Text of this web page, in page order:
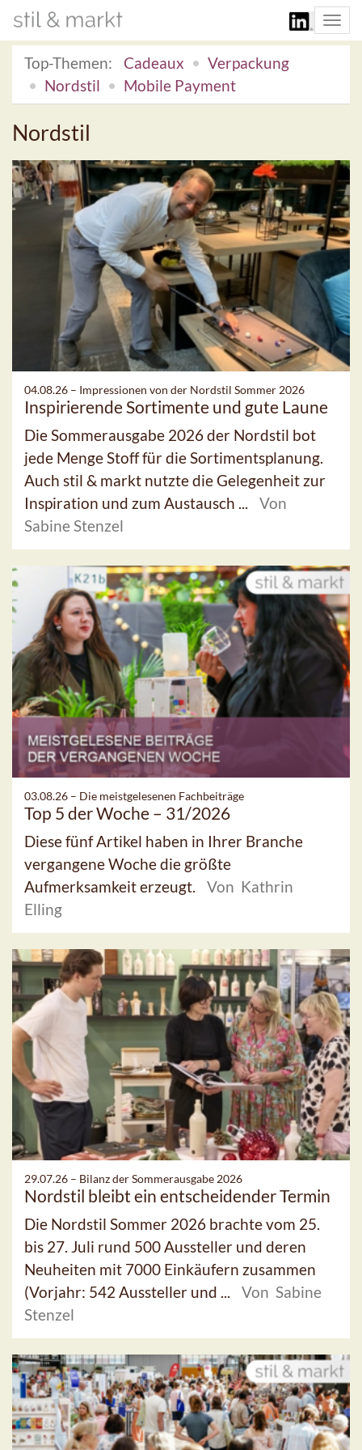
Top-Themen:
Cadeaux
Verpackung
Nordstil
Mobile Payment
Nordstil
04.08.26 – Impressionen von der Nordstil Sommer 2026
Inspirierende Sortimente und gute Laune
Die Sommerausgabe 2026 der Nordstil bot
jede Menge Stoff für die Sortimentsplanung.
Auch stil & markt nutzte die Gelegenheit zur
Inspiration und zum Austausch ...
Von
Sabine Stenzel
03.08.26 – Die meistgelesenen Fachbeiträge
Top 5 der Woche – 31/2026
Diese fünf Artikel haben in Ihrer Branche
vergangene Woche die größte
Aufmerksamkeit erzeugt.
Von Kathrin
Elling
29.07.26 – Bilanz der Sommerausgabe 2026
Nordstil bleibt ein entscheidender Termin
Die Nordstil Sommer 2026 brachte vom 25.
bis 27. Juli rund 500 Aussteller und deren
Neuheiten mit 7000 Einkäufern zusammen
(Vorjahr: 542 Aussteller und ...
Von Sabine
Stenzel